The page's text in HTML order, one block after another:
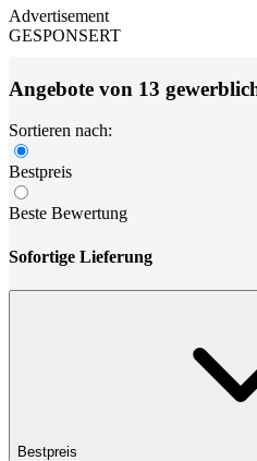
Advertisement
GESPONSERT
Angebote von 13
Sortieren nach:
Bestpreis
Beste Bewertung
Sofortige Lieferung
Bestpreis